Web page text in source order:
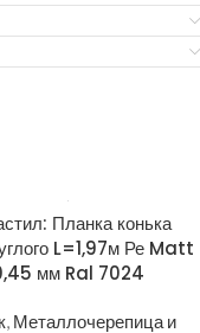
Планка конька
L=1,97м Ре Matt
мм Ral 7024
, Металлочерепица и